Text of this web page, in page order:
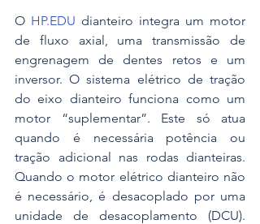
O HP.EDU dianteiro integra um motor
de fluxo axial, uma transmissão de
engrenagem de dentes retos e um
inversor. O sistema elétrico de tração
do eixo dianteiro funciona como um
motor “suplementar”. Este só atua
quando é necessária potência ou
tração adicional nas rodas dianteiras.
Quando o motor elétrico dianteiro não
é necessário, é desacoplado por uma
unidade de desacoplamento (DCU).